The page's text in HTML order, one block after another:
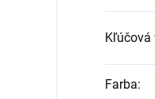
Farba: